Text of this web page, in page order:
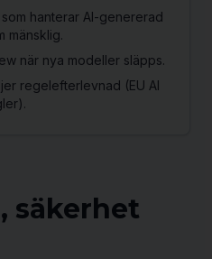
hanterar AI-genererad
mänsklig.
när nya modeller släpps.
regelefterlevnad (EU AI
säkerhet